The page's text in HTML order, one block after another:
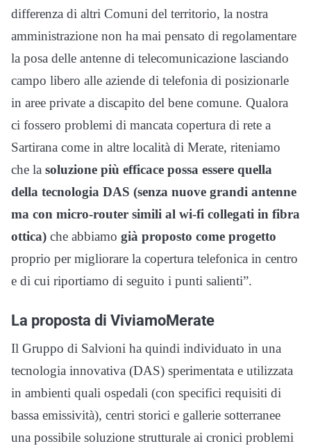
differenza di altri Comuni del territorio, la nostra
amministrazione non ha mai pensato di regolamentare
la posa delle antenne di telecomunicazione lasciando
campo libero alle aziende di telefonia di posizionarle
in aree private a discapito del bene comune. Qualora
ci fossero problemi di mancata copertura di rete a
Sartirana come in altre località di Merate, riteniamo
che la soluzione più efficace possa essere quella
della tecnologia DAS (senza nuove grandi antenne
ma con micro-router simili al wi-fi collegati in fibra
ottica) che abbiamo già proposto come progetto
proprio per migliorare la copertura telefonica in centro
e di cui riportiamo di seguito i punti salienti”.
La proposta di ViviamoMerate
Il Gruppo di Salvioni ha quindi individuato in una
tecnologia innovativa (DAS) sperimentata e utilizzata
in ambienti quali ospedali (con specifici requisiti di
bassa emissività), centri storici e gallerie sotterranee
una possibile soluzione strutturale ai cronici problemi